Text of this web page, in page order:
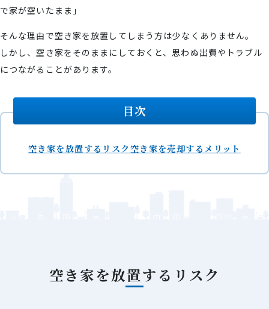
で家が空いたまま」
そんな理由で空き家を放置してしまう方は少なくありません。
しかし、空き家をそのままにしておくと、思わぬ出費やトラブル
につながることがあります。
目次
空き家を放置するリスク空き家を売却するメリット
空き家を放置するリスク